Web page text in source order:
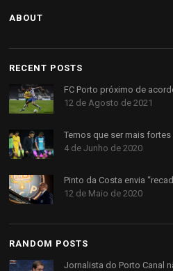
ABOUT
RECENT POSTS
FC Porto próximo de
12 de Agosto de 2021
Temos que ser mais
4 de Junho de 2020
Pinto da Costa envia
12 de Maio de 2020
RANDOM POSTS
Jornalista do Porto Canal